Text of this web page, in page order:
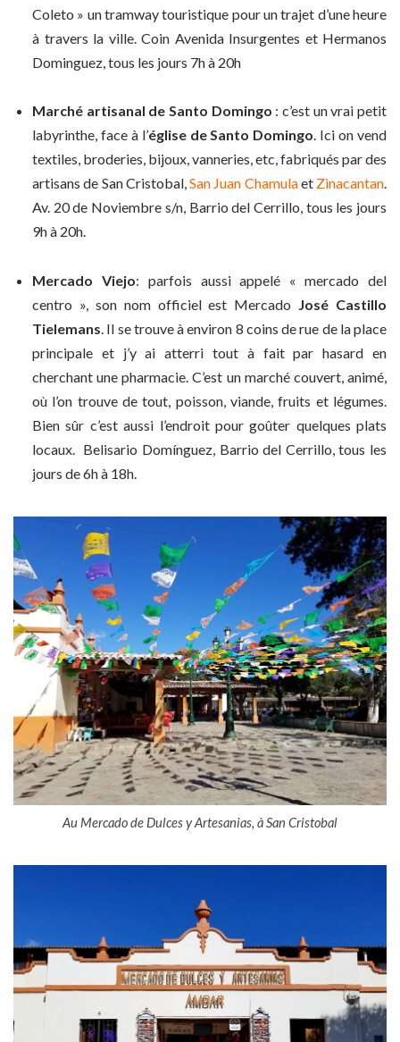
Coleto » un tramway touristique pour un trajet d’une heure
à travers la ville. Coin Avenida Insurgentes et Hermanos
Dominguez, tous les jours 7h à 20h
Marché artisanal de Santo Domingo : c’est un vrai petit
labyrinthe, face à l’église de Santo Domingo. Ici on vend
textiles, broderies, bijoux, vanneries, etc, fabriqués par des
artisans de San Cristobal,San Juan Chamulaet Zinacantan.
Av. 20 de Noviembre s/n, Barrio del Cerrillo, tous les jours
9h à 20h.
Mercado Viejo: parfois aussi appelé « mercado del
centro », son nom officiel est Mercado José Castillo
Tielemans. Il se trouve à environ 8 coins de rue de la place
principale et j’y ai atterri tout à fait par hasard en
cherchant une pharmacie. C’est un marché couvert, animé,
où l’on trouve de tout, poisson, viande, fruits et légumes.
Bien sûr c’est aussi l’endroit pour goûter quelques plats
locaux. Belisario Domínguez, Barrio del Cerrillo, tous les
jours de 6h à 18h.
Au Mercado de Dulces y Artesanias, à San Cristobal